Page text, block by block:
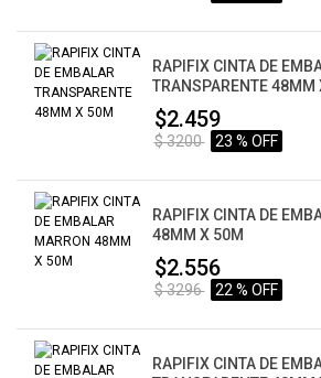
RAPIFIX CINTA DE
TRANSPARENTE 48MM
$2.459
$ 3200 23 % OFF
RAPIFIX CINTA DE
48MM X 50M
$2.556
$ 3296 22 % OFF
RAPIFIX CINTA DE